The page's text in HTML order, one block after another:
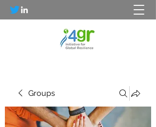
Groups